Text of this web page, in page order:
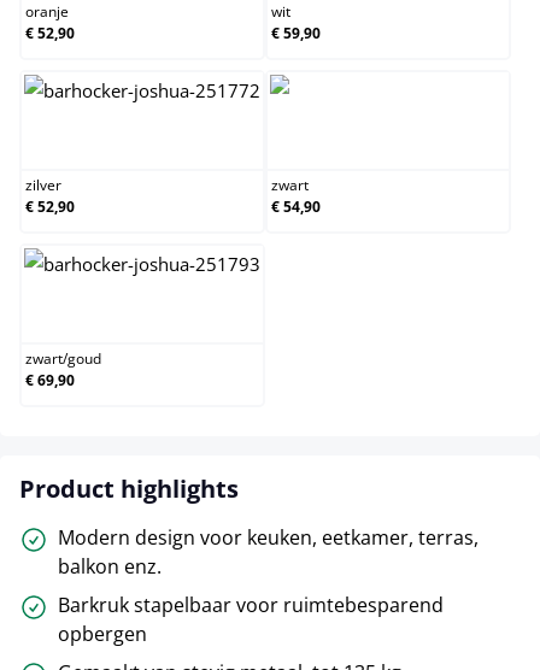
oranje
€ 52,90
wit
€ 59,90
zilver
€ 52,90
zwart
€ 54,90
zwart/goud
€ 69,90
Product highlights
Modern design voor keuken, eetkamer, terras,
balkon enz.
Barkruk stapelbaar voor ruimtebesparend
opbergen